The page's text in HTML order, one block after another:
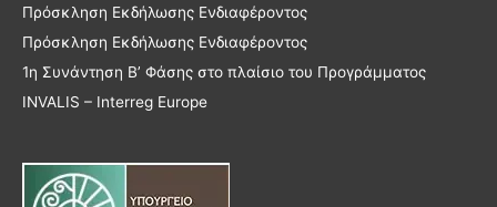
Πρόσκληση Εκδήλωσης Ενδιαφέροντος
Πρόσκληση Εκδήλωσης Ενδιαφέροντος
1η Συνάντηση Β’ Φάσης στο πλαίσιο του Προγράμματος
INVALIS – Interreg Europe